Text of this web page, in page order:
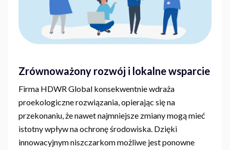
Zrównoważony rozwój i lokalne wsparcie
Firma HDWR Global konsekwentnie wdraża
proekologiczne rozwiązania, opierając się na
przekonaniu, że nawet najmniejsze zmiany mogą mieć
istotny wpływ na ochronę środowiska. Dzięki
innowacyjnym niszczarkom możliwe jest ponowne